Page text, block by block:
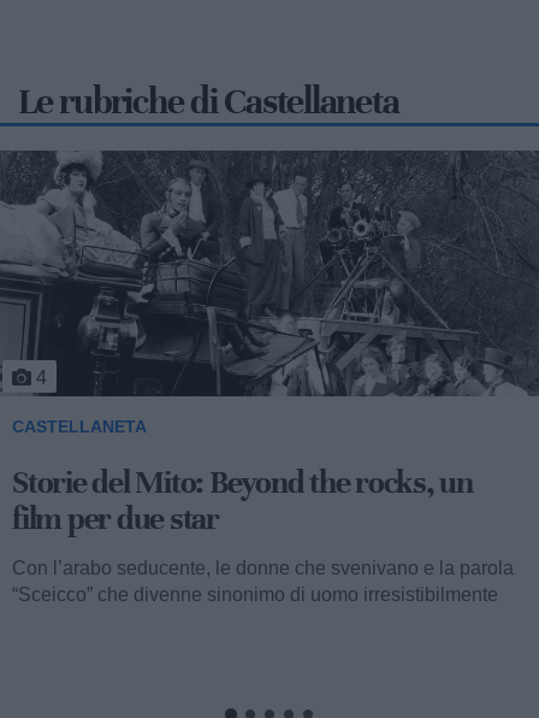
Le rubriche di Castellaneta
5
CASTELLANETA
Storie del Mito: Uno sceicco esuberante
Valentino fu consacrato attore internazionale, come abbiamo
visto, con il film “I quattro cavalieri dell’Apocalisse”. Così
cominciava...